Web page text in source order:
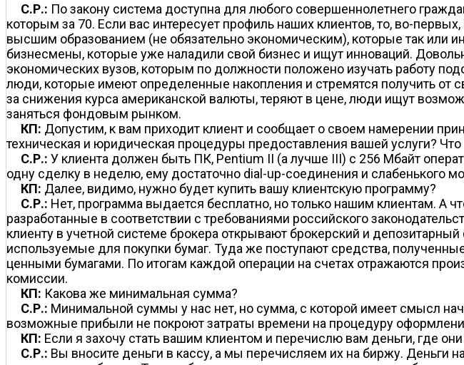
С.Р.: По закону система доступна для любого совершеннолетнего
которым за 70. Если вас интересует профиль наших клиентов, то, во-
высшим образованием (не обязательно экономическим), которые так или
бизнесмены, которые уже наладили свой бизнес и ищут инноваций.
экономических вузов, которым по должности положено изучать работу
люди, которые имеют определенные накопления и стремятся получить от
за снижения курса американской валюты, теряют в цене, люди ищут
заняться фондовым рынком.
КП: Допустим, к вам приходит клиент и сообщает о своем намерении
техническая и юридическая процедуры предоставления вашей услуги?
С.Р.: У клиента должен быть ПК, Pentium II (а лучше III) с 256 Мбайт
одну сделку в неделю, ему достаточно dial-up-соединения и слабенького
КП: Далее, видимо, нужно будет купить вашу клиентскую программу?
С.Р.: Нет, программа выдается бесплатно, но только нашим клиентам. А
разработанные в соответствии с требованиями российского
клиенту в учетной системе брокера открывают брокерский и
используемые для покупки бумаг. Туда же поступают средства,
ценными бумагами. По итогам каждой операции на счетах отражаются
комиссии.
КП: Какова же минимальная сумма?
С.Р.: Минимальной суммы у нас нет, но сумма, с которой имеет смысл
возможные прибыли не покроют затраты времени на процедуру
КП: Если я захочу стать вашим клиентом и перечислю вам деньги, где
С.Р.: Вы вносите деньги в кассу, а мы перечисляем их на биржу. Деньги